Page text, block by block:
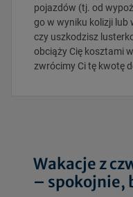
pojazdów (tj. od
go w wyniku kolizji lub
czy uszkodzisz
obciąży Cię kosztami
zwrócimy Ci tę kwotę
Wakacje z
– spokojnie,